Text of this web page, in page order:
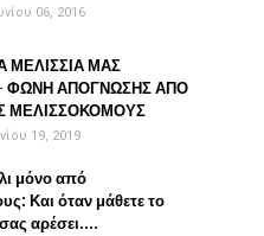
06, 2016
ΜΕΛΙΣΣΙΑ ΜΑΣ
ΦΩΝΗ ΑΠΟΓΝΩΣΗΣ ΑΠΟ
ΜΕΛΙΣΣΟΚΟΜΟΥΣ
19, 2019
μόνο από
Και όταν μάθετε το
αρέσει....